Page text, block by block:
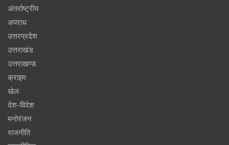
अंतर्राष्ट्रीय
अपराध
उत्तरप्रदेश
उत्तराखंड
उत्तराखण्ड
क्राइम
खेल
देश-विदेश
मनोरंजन
राजनीति